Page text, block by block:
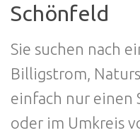
Schönfeld
Sie suchen nach
Billigstrom,
einfach nur einen
oder im Umkreis